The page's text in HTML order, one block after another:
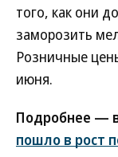
того, как они
заморозить
Розничные
июня.
Подробнее —
пошло в рост